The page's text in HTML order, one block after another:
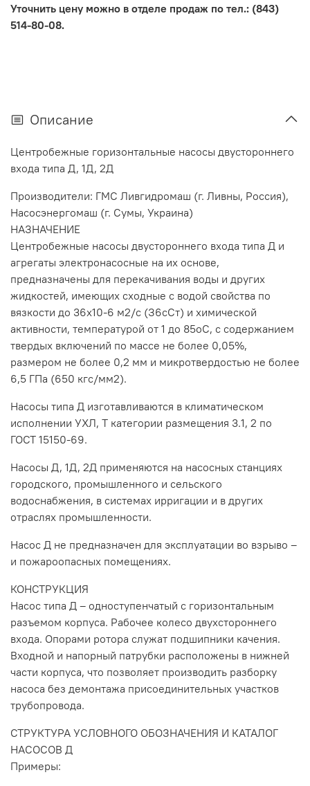
Уточнить цену можно в отделе продаж по тел.: (843)
514-80-08.
Описание
Центробежные горизонтальные насосы двустороннего
входа типа Д, 1Д, 2Д
Производители: ГМС Ливгидромаш (г. Ливны, Россия),
Насосэнергомаш (г. Сумы, Украина)
НАЗНАЧЕНИЕ
Центробежные насосы двустороннего входа типа Д и
агрегаты электронасосные на их основе,
предназначены для перекачивания воды и других
жидкостей, имеющих сходные с водой свойства по
вязкости до 36x10-6 м2/с (З6сСт) и химической
активности, температурой от 1 до 85оС, с содержанием
твердых включений по массе не более 0,05%,
размером не более 0,2 мм и микротвердостью не более
6,5 ГПа (650 кгс/мм2).
Насосы типа Д изготавливаются в климатическом
исполнении УХЛ, Т категории размещения 3.1, 2 по
ГОСТ 15150-69.
Насосы Д, 1Д, 2Д применяются на насосных станциях
городского, промышленного и сельского
водоснабжения, в системах ирригации и в других
отраслях промышленности.
Насос Д не предназначен для эксплуатации во взрыво –
и пожароопасных помещениях.
КОНСТРУКЦИЯ
Насос типа Д – одноступенчатый с горизонтальным
разъемом корпуса. Рабочее колесо двухстороннего
входа. Опорами ротора служат подшипники качения.
Входной и напорный патрубки расположены в нижней
части корпуса, что позволяет производить разборку
насоса без демонтажа присоединительных участков
трубопровода.
СТРУКТУРА УСЛОВНОГО ОБОЗНАЧЕНИЯ И КАТАЛОГ
НАСОСОВ Д
Примеры: